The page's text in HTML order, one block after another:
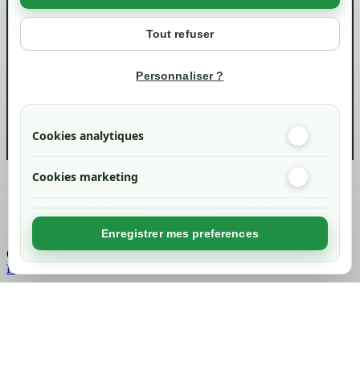
Tout refuser
Personnaliser ?
Cookies analytiques
Cookies marketing
Enregistrer mes preferences
Votre compte
info@green-tech-shop.com
Created byNageoconcept
Chargement...
Retour en haut